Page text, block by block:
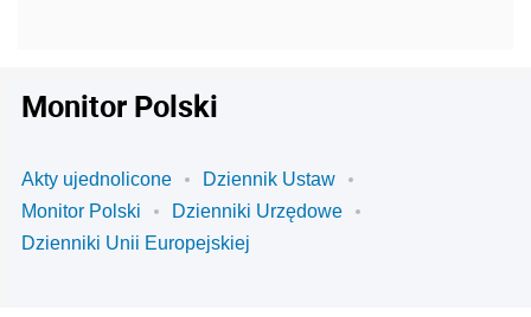
Monitor Polski
Akty ujednolicone
Dziennik Ustaw
Monitor Polski
Dzienniki Urzędowe
Dzienniki Unii Europejskiej